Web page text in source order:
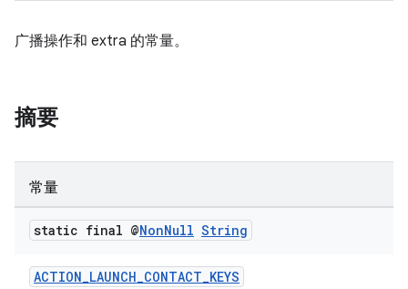
广播操作和 extra 的常量。
摘要
常量
static final @NonNull String
ACTION_LAUNCH_CONTACT_KEYS